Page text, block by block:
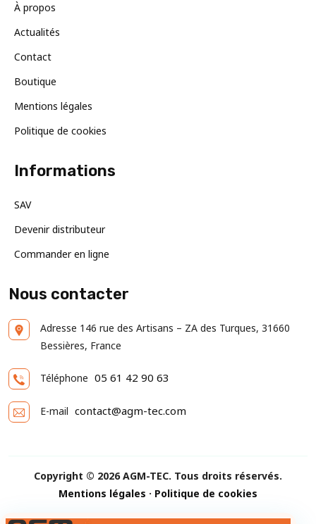
À propos
Actualités
Contact
Boutique
Mentions légales
Politique de cookies
Informations
SAV
Devenir distributeur
Commander en ligne
Nous contacter
Adresse 146 rue des Artisans – ZA des Turques, 31660
Bessières, France
Téléphone 05 61 42 90 63
E-mail contact@agm-tec.com
Copyright © 2026 AGM-TEC. Tous droits réservés.
Mentions légales · Politique de cookies